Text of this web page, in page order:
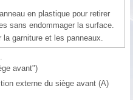
en plastique pour retirer
sans endommager la surface.
garniture et les panneaux.
avant")
externe du siège avant (A)